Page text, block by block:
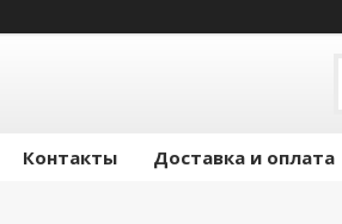
Контакты Доставка и оплата